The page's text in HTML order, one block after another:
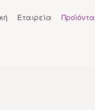
Εταιρεία Προϊόντα